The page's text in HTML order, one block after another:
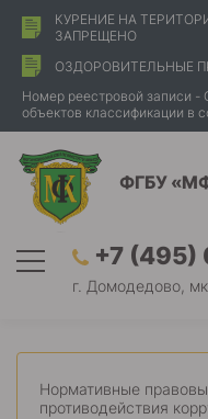
КУРЕНИЕ НА
ЗАПРЕЩЕНО
ОЗДОРОВИТЕЛЬНЫЕ
Номер реестровой записи -
объектов классификации в
ФГБУ
+7
г. Домодедово,
Нормативные
противодействия